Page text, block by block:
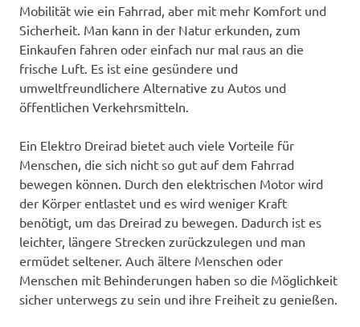
Mobilität wie ein Fahrrad, aber mit mehr Komfort und
Sicherheit. Man kann in der Natur erkunden, zum
Einkaufen fahren oder einfach nur mal raus an die
frische Luft. Es ist eine gesündere und
umweltfreundlichere Alternative zu Autos und
öffentlichen Verkehrsmitteln.
Ein Elektro Dreirad bietet auch viele Vorteile für
Menschen, die sich nicht so gut auf dem Fahrrad
bewegen können. Durch den elektrischen Motor wird
der Körper entlastet und es wird weniger Kraft
benötigt, um das Dreirad zu bewegen. Dadurch ist es
leichter, längere Strecken zurückzulegen und man
ermüdet seltener. Auch ältere Menschen oder
Menschen mit Behinderungen haben so die Möglichkeit
sicher unterwegs zu sein und ihre Freiheit zu genießen.